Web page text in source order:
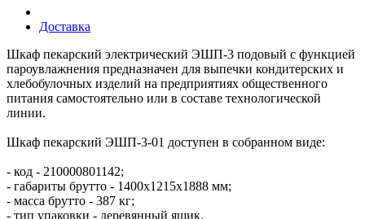
Доставка
Шкаф пекарский электрический ЭШП-3 подовый с функцией
пароувлажнения предназначен для выпечки кондитерских и
хлебобулочных изделий на предприятиях общественного
питания самостоятельно или в составе технологической
линии.
Шкаф пекарский ЭШП-3-01 доступен в собранном виде:
- код - 210000801142;
- габариты брутто - 1400х1215х1888 мм;
- масса брутто - 387 кг;
- тип упаковки - деревянный ящик.